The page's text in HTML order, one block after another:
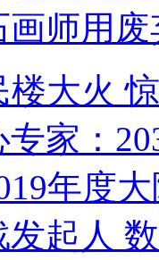
师用
楼大火
家：
年度
起人